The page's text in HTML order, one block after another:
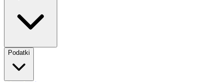
Podatki